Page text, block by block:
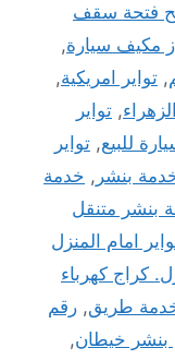
فتحة سقف
مكيف سيارة,
, تواير امريكية,
, تواير
للبيع, تواير
بنشر , خدمة
بنشر متنقل
امام المنزل
كراج كهرباء
طريق, رقم
بنشر خيطان,